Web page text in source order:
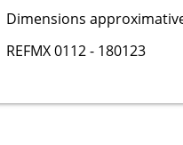
Dimensions
REFMX 0112 - 180123